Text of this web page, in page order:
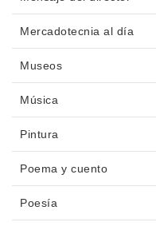
Mercadotecnia al día
Museos
Música
Pintura
Poema y cuento
Poesía